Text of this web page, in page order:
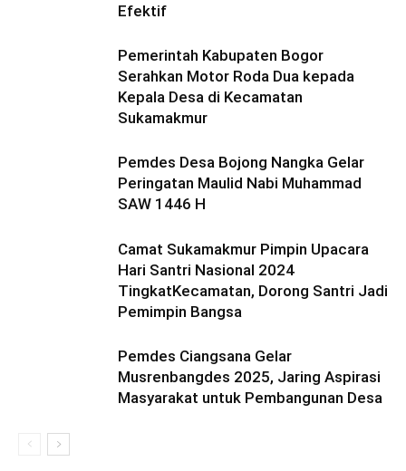
Efektif
Pemerintah Kabupaten Bogor
Serahkan Motor Roda Dua kepada
Kepala Desa di Kecamatan
Sukamakmur
Pemdes Desa Bojong Nangka Gelar
Peringatan Maulid Nabi Muhammad
SAW 1446 H
Camat Sukamakmur Pimpin Upacara
Hari Santri Nasional 2024
TingkatKecamatan, Dorong Santri Jadi
Pemimpin Bangsa
Pemdes Ciangsana Gelar
Musrenbangdes 2025, Jaring Aspirasi
Masyarakat untuk Pembangunan Desa